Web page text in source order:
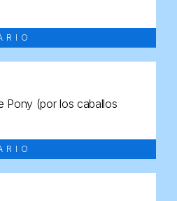
Pony (por los caballos